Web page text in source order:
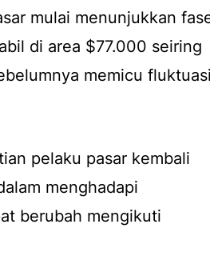
mulai menunjukkan
di area $77.000 seiring
memicu
pelaku pasar kembali
menghadapi
berubah mengikuti